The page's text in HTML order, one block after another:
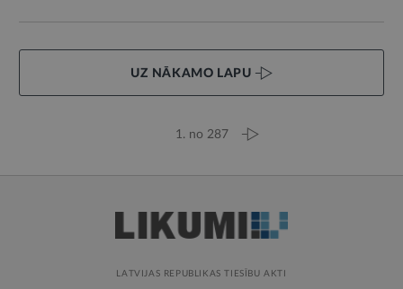
UZ NĀKAMO LAPU
1. no 287
LATVIJAS REPUBLIKAS TIESĪBU AKTI